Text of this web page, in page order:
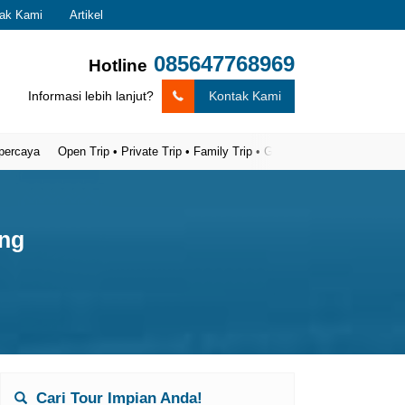
Kami Artikel
Hotline 085647768969
Informasi lebih lanjut? Kontak Kami
Open Trip • Private Trip • Family Trip • Gathering
Cari Tour Impian Anda!